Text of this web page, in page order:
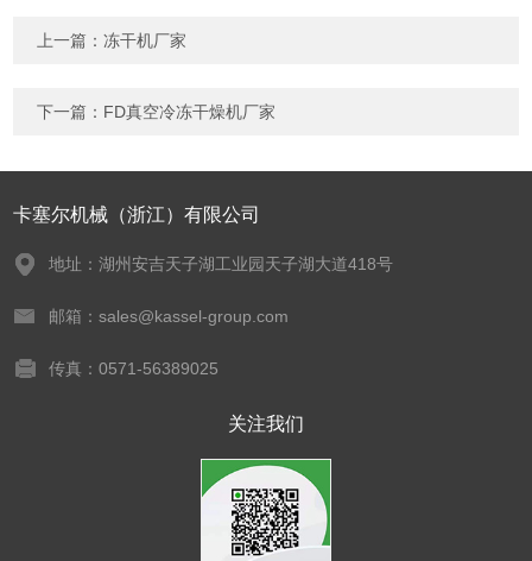
上一篇：冻干机厂家
下一篇： FD真空冷冻干燥机厂家
卡塞尔机械（浙江）有限公司
地址：湖州安吉天子湖工业园天子湖大道418号
邮箱：sales@kassel-group.com
传真：0571-56389025
关注我们